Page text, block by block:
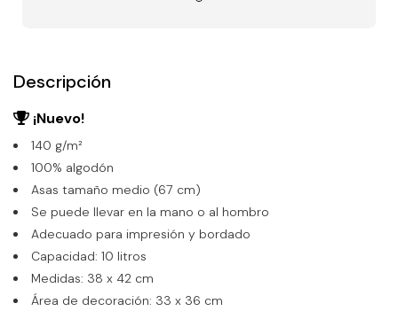
Descripción
¡Nuevo!
140 g/m²
100% algodón
Asas tamaño medio (67 cm)
Se puede llevar en la mano o al hombro
Adecuado para impresión y bordado
Capacidad: 10 litros
Medidas: 38 x 42 cm
Área de decoración: 33 x 36 cm